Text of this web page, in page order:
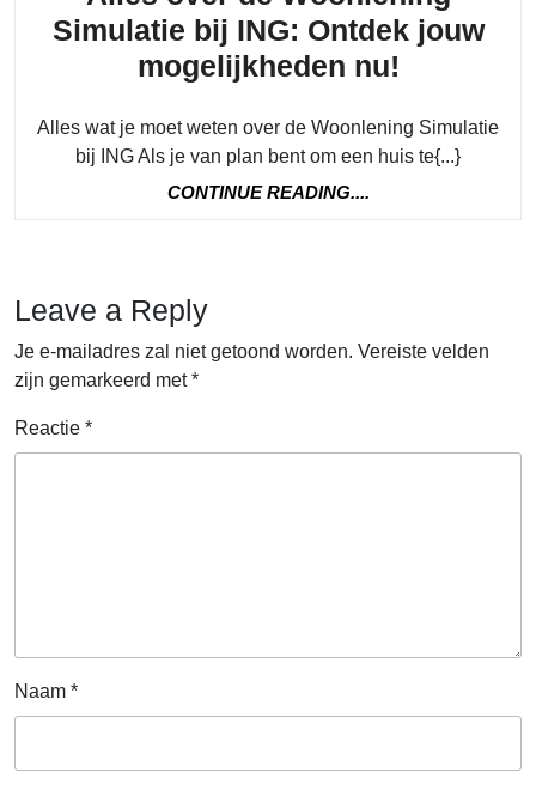
Simulatie bij ING: Ontdek jouw
mogelijkheden nu!
de
jouw
Alles wat je moet weten over de Woonlening Simulatie
bij ING Als je van plan bent om een huis te{...}
CONTINUE READING....
Leave a Reply
Je e-mailadres zal niet getoond worden. Vereiste velden
zijn gemarkeerd met*
Reactie *
Naam *